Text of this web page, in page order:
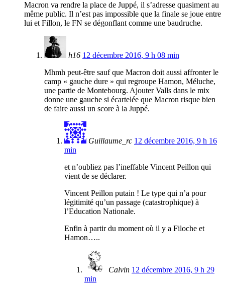
Macron va rendre la place de Juppé, il s’adresse quasiment au
même public. Il n’est pas impossible que la finale se joue entre
lui et Fillon, le FN se dégonflant comme une baudruche.
h16 12 décembre 2016, 9 h 08 min
Mhmh peut-être sauf que Macron doit aussi affronter le
camp « gauche dure » qui regroupe Hamon, Méluche,
une partie de Montebourg. Ajouter Valls dans le mix
donne une gauche si écartelée que Macron risque bien
de faire aussi un score à la Juppé.
Guillaume_rc 12 décembre 2016, 9 h 16
min
et n’oubliez pas l’ineffable Vincent Peillon qui
vient de se déclarer.
Vincent Peillon putain ! Le type qui n’a pour
légitimité qu’un passage (catastrophique) à
l’Education Nationale.
Enfin à partir du moment où il y a Filoche et
Hamon…..
Calvin 12 décembre 2016, 9 h 29
min